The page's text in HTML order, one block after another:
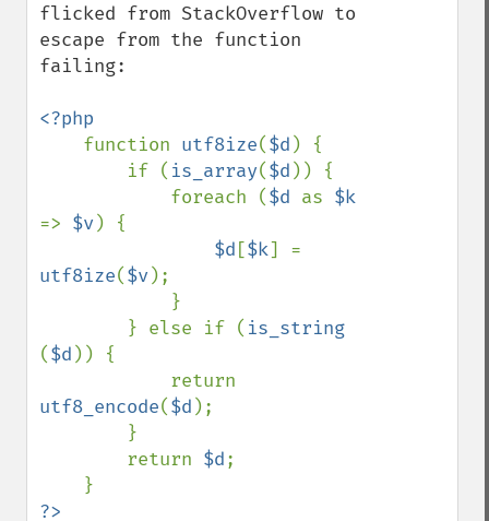
flicked from StackOverflow to
escape from the function
failing:
<?php
function utf8ize($d ) {
        if (
is_array($d )) {
            foreach (
$d as
=> $v) {
$d [$k
utf8ize($v);
        } else if (
($d )) {
utf8_encode($d );
        return
$d;